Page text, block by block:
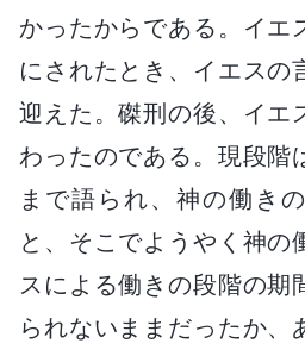
かったからである。イエ
にされたとき、イエスの
迎えた。磔刑の後、イエ
わったのである。現段階
まで語られ、神の働き
と、そこでようやく神の
スによる働きの段階の期
られないままだったか、